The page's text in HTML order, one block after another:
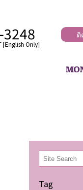
3248
[English Only]
ติ
าย
検
索
Tag